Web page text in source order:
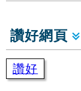
讚好網頁
讚好